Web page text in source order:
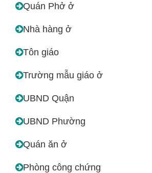
Quán Phở ở
Nhà hàng ở
Tôn giáo
Trường mẫu giáo ở
UBND Quận
UBND Phường
Quán ăn ở
Phòng công chứng